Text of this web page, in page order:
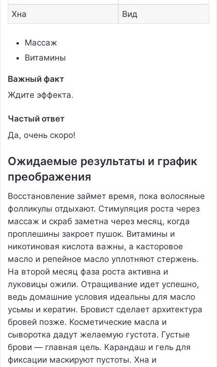
Хна
Вид
Массаж
Витамины
Важный факт
Ждите эффекта.
Частый ответ
Да, очень скоро!
Ожидаемые результаты и график
преображения
Восстановление займет время, пока волосяные
фолликулы отдыхают. Стимуляция роста через
массаж и скраб заметна через месяц, когда
проплешины закроет пушок. Витамины и
никотиновая кислота важны, а касторовое
масло и репейное масло уплотняют стержень.
На второй месяц фаза роста активна и
луковицы ожили. Отращивание идет успешно,
ведь домашние условия идеальны для масло
усьмы и кератин. Бровист сделает архитектура
бровей позже. Косметические масла и
сыворотка дадут желаемую густота. Густые
брови — главная цель. Карандаш и гель для
фиксации маскируют пустоты. Хна и